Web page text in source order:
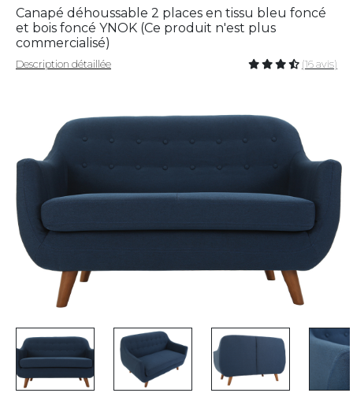
Canapé déhoussable 2 places en tissu bleu foncé
et bois foncé YNOK (Ce produit n'est plus
commercialisé)
Description détaillée (16 avis)